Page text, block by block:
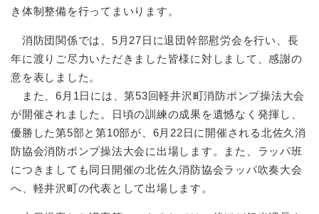
き体制整備を行ってまいります。
消防団関係では、5月27日に退団幹部慰労会を行い、長
年に渡りご尽力いただきました皆様に対しまして、感謝の
意を表しました。
また、6月1日には、第53回軽井沢町消防ポンプ操法大会
が開催されました。日頃の訓練の成果を遺憾なく発揮し、
優勝した第5部と第10部が、6月22日に開催される北佐久消
防協会消防ポンプ操法大会に出場します。また、ラッパ班
につきましても同日開催の北佐久消防協会ラッパ吹奏大会
へ、軽井沢町の代表として出場します。